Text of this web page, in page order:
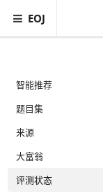
EOJ
智能推荐
题目集
来源
大富翁
评测状态